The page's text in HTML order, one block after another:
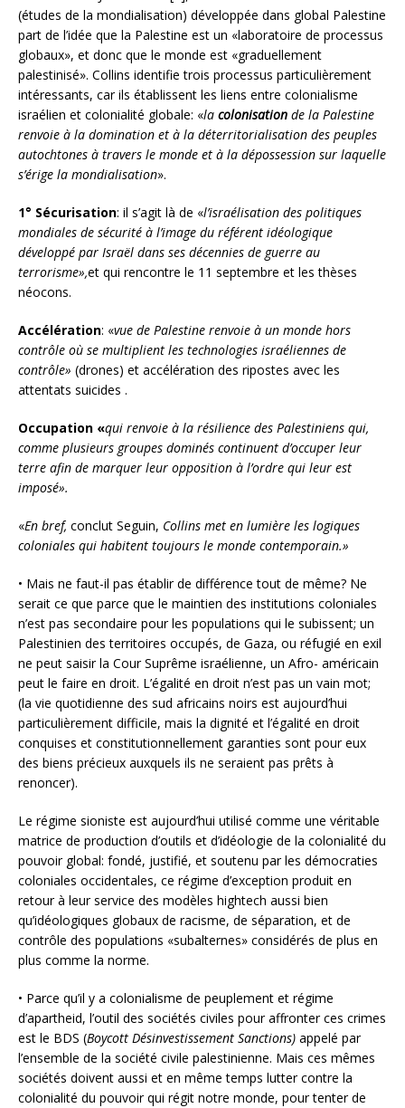
(études de la mondialisation) développée dans global Palestine
part de l’idée que la Palestine est un «laboratoire de processus
globaux», et donc que le monde est «graduellement
palestinisé». Collins identifie trois processus particulièrement
intéressants, car ils établissent les liens entre colonialisme
israélien et colonialité globale: «la colonisation de la Palestine
renvoie à la domination et à la déterritorialisation des peuples
autochtones à travers le monde et à la dépossession sur laquelle
s’érige la mondialisation».
1° Sécurisation: il s’agit là de «l’israélisation des politiques
mondiales de sécurité à l’image du référent idéologique
développé par Israël dans ses décennies de guerre au
terrorisme»,et qui rencontre le 11 septembre et les thèses
néocons.
Accélération: «vue de Palestine renvoie à un monde hors
contrôle où se multiplient les technologies israéliennes de
contrôle» (drones) et accélération des ripostes avec les
attentats suicides .
Occupation «qui renvoie à la résilience des Palestiniens qui,
comme plusieurs groupes dominés continuent d’occuper leur
terre afin de marquer leur opposition à l’ordre qui leur est
imposé».
«En bref, conclut Seguin, Collins met en lumière les logiques
coloniales qui habitent toujours le monde contemporain.»
• Mais ne faut-il pas établir de différence tout de même? Ne
serait ce que parce que le maintien des institutions coloniales
n’est pas secondaire pour les populations qui le subissent; un
Palestinien des territoires occupés, de Gaza, ou réfugié en exil
ne peut saisir la Cour Suprême israélienne, un Afro- américain
peut le faire en droit. L’égalité en droit n’est pas un vain mot;
(la vie quotidienne des sud africains noirs est aujourd’hui
particulièrement difficile, mais la dignité et l’égalité en droit
conquises et constitutionnellement garanties sont pour eux
des biens précieux auxquels ils ne seraient pas prêts à
renoncer).
Le régime sioniste est aujourd’hui utilisé comme une véritable
matrice de production d’outils et d’idéologie de la colonialité du
pouvoir global: fondé, justifié, et soutenu par les démocraties
coloniales occidentales, ce régime d’exception produit en
retour à leur service des modèles hightech aussi bien
qu’idéologiques globaux de racisme, de séparation, et de
contrôle des populations «subalternes» considérés de plus en
plus comme la norme.
• Parce qu’il y a colonialisme de peuplement et régime
d’apartheid, l’outil des sociétés civiles pour affronter ces crimes
est le BDS (Boycott Désinvestissement Sanctions) appelé par
l’ensemble de la société civile palestinienne. Mais ces mêmes
sociétés doivent aussi et en même temps lutter contre la
colonialité du pouvoir qui régit notre monde, pour tenter de